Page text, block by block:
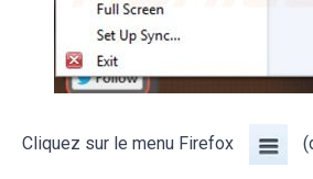
Cliquez sur le menu Firefox